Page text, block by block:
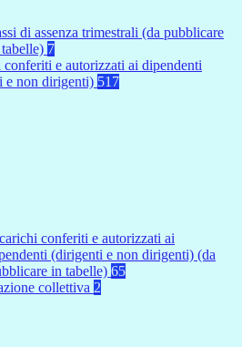
di assenza trimestrali (da pubblicare
7
e autorizzati ai dipendenti
e non dirigenti) 517
conferiti e autorizzati ai
(dirigenti e non dirigenti) (da
in tabelle) 65
collettiva 2